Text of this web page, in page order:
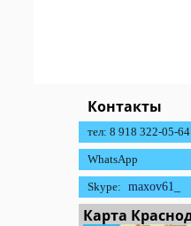
Контакты
тел: 8 918 322-05-
WhatsApp
Skype: maxov61_
Карта